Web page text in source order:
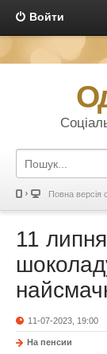
Войти
Повна версія
11
11-07-2023, 19:00
На пенсии